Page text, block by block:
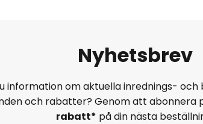
Nyhetsbrev
information om aktuella inrednings-
och rabatter? Genom att abonnera
rabatt* på din nästa